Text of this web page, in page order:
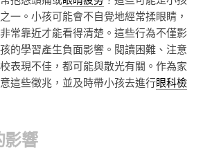
一。小孩可能會不自覺地經常揉眼睛，
常靠近才能看得清楚。這些行為不僅影
的學習產生負面影響。閱讀困難、注意
表現不佳，都可能與散光有關。作為家
這些徵兆，並及時帶小孩去進行眼科檢
影響